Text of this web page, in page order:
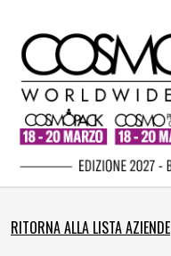
RITORNA ALLA LISTA AZIENDE